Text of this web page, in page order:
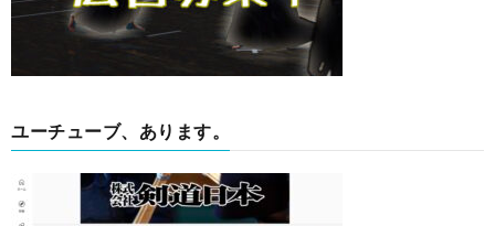
ユーチューブ、あります。